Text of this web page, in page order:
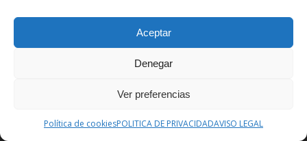
Aceptar
Denegar
Ver preferencias
Política de cookiesPOLITICA DE PRIVACIDADAVISO LEGAL
Esta web utiliza cookies propias y de terceros para analizar su
navegación y ofrecerle un servicio más personalizado.